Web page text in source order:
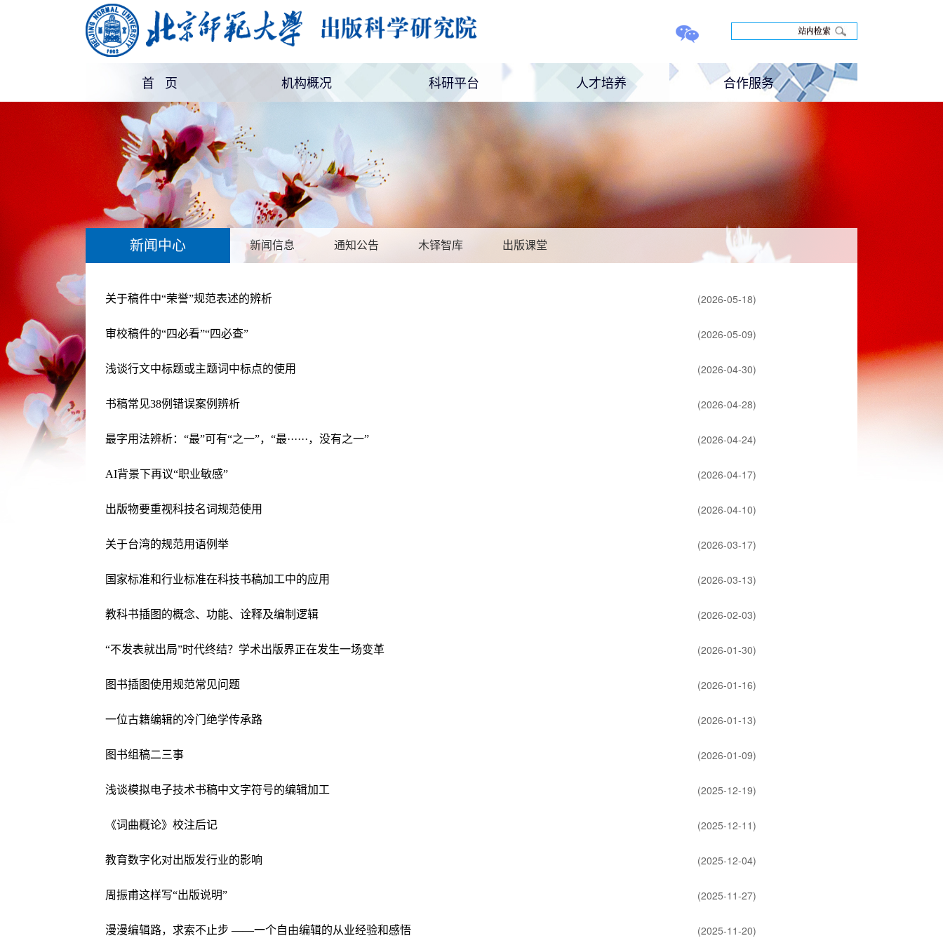
首 页 机构概况 科研平台 人才培养 合作服务
新闻中心 新闻信息 通知公告 木铎智库 出版课堂
(2026-05-18)
关于稿件中“荣誉”规范表述的辨析
(2026-05-09)
审校稿件的“四必看”“四必查”
(2026-04-30)
浅谈行文中标题或主题词中标点的使用
(2026-04-28)
书稿常见38例错误案例辨析
(2026-04-24)
最字用法辨析：“最”可有“之一”，“最······，没有之一”
(2026-04-17)
AI背景下再议“职业敏感”
(2026-04-10)
出版物要重视科技名词规范使用
(2026-03-17)
关于台湾的规范用语例举
(2026-03-13)
国家标准和行业标准在科技书稿加工中的应用
(2026-02-03)
教科书插图的概念、功能、诠释及编制逻辑
(2026-01-30)
“不发表就出局”时代终结？学术出版界正在发生一场变革
(2026-01-16)
图书插图使用规范常见问题
(2026-01-13)
一位古籍编辑的冷门绝学传承路
(2026-01-09)
图书组稿二三事
(2025-12-19)
浅谈模拟电子技术书稿中文字符号的编辑加工
(2025-12-11)
《词曲概论》校注后记
(2025-12-04)
教育数字化对出版发行业的影响
(2025-11-27)
周振甫这样写“出版说明”
(2025-11-20)
漫漫编辑路，求索不止步 ——一个自由编辑的从业经验和感悟